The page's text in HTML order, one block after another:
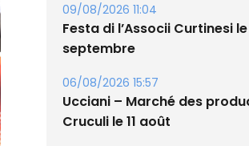
09/08/2026 11:04
Festa di l’Associi Curtinesi le
septembre
06/08/2026 15:57
Ucciani – Marché des
Cruculi le 11 août